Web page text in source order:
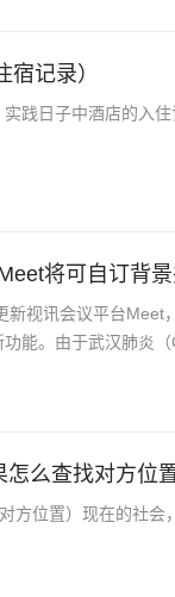
记录）
践日子中酒店的入
将可自订背
新视讯会议平台Meet
功能。由于武汉肺炎
么查找对方位置
方位置）现在的社